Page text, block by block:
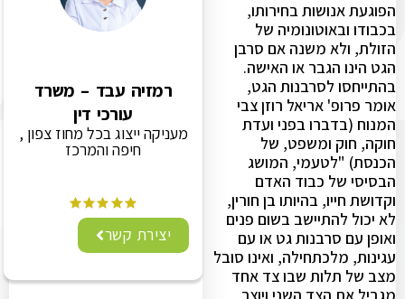
הפוגעת אנושות בחירותו,
בכבודו ובאוטונומיה של
הזולת, ולא משנה אם סרבן
הגט הינו הגבר או האישה.
בהתייחסו לסרבנות הגט,
אומר פרופ' אריאל רוזן צבי
המנוח (בדברו בפני ועדת
חוקה, חוק ומשפט, של
הכנסת) "לטעמי, המושג
הבסיסי של כבוד האדם
וקדושת חייו, בהיותו בן חורין,
לא יכול להתיישב בשום פנים
ואופן עם סרבנות גט או עם
עגינות, מלכתחילה, ואינו סובל
מצב של תלות שבו צד אחד
רמזיה עבד – משרד
עורכי דין
מעניקה ייצוג בכל מחוז צפון ,
חיפה והמרכז
יצירת קשר